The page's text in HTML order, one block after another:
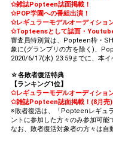
✩雑誌Popteen誌面掲載！
✩POP学園への番組出演！
✩レギュラーモデルオーディショ
✩Topteensとして誌面・
審査員特別賞は、Popteen枠・
象に(グランプリの方を除く)、
2020/6/17(水) 23:59までに、本イ
☆各敗者復活特典
【ランキング1位】
✩レギュラーモデルオーディショ
✩雑誌Popteen誌面掲載！(8月売)
※敗者復活は、「Popteenレギュ
ントに参加した方々のみ参加可
なお、敗者復活対象者の方々は自